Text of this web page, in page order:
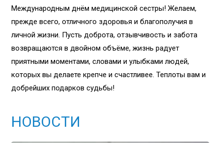
Международным днём медицинской сестры! Желаем,
прежде всего, отличного здоровья и благополучия в
личной жизни. Пусть доброта, отзывчивость и забота
возвращаются в двойном объёме, жизнь радует
приятными моментами, словами и улыбками людей,
которых вы делаете крепче и счастливее. Теплоты вам и
добрейших подарков судьбы!
НОВОСТИ